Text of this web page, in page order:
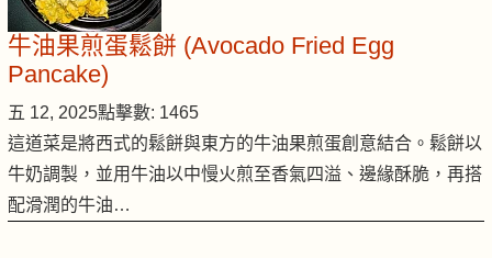
牛油果煎蛋鬆餅 (Avocado Fried Egg
Pancake)
五 12, 2025點擊數: 1465
這道菜是將西式的鬆餅與東方的牛油果煎蛋創意結合。鬆餅以
牛奶調製，並用牛油以中慢火煎至香氣四溢、邊緣酥脆，再搭
配滑潤的牛油…